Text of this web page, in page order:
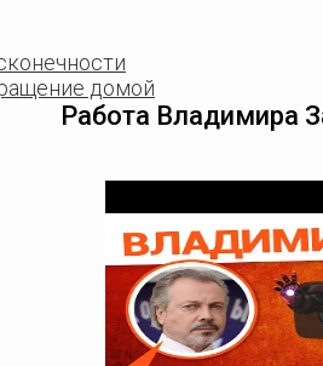
домой
Работа Владимира